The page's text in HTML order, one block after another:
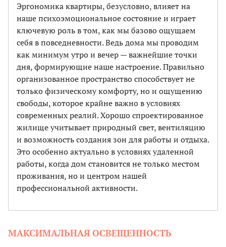
Эргономика квартиры, безусловно, влияет на
наше психоэмоциональное состояние и играет
ключевую роль в том, как мы базово ощущаем
себя в повседневности. Ведь дома мы проводим
как минимум утро и вечер — важнейшие точки
дня, формирующие наше настроение. Правильно
организованное пространство способствует не
только физическому комфорту, но и ощущению
свободы, которое крайне важно в условиях
современных реалий. Хорошо спроектированное
жилище учитывает природный свет, вентиляцию
и возможность создания зон для работы и отдыха.
Это особенно актуально в условиях удаленной
работы, когда дом становится не только местом
проживания, но и центром нашей
профессиональной активности.
МАКСИМАЛЬНАЯ ОСВЕЩЕННОСТЬ